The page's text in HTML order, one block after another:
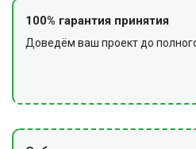
100% гарантия принятия
Доведём ваш проект до